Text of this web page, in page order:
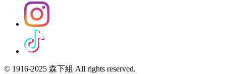
© 1916-2025 森下組 All rights reserved.